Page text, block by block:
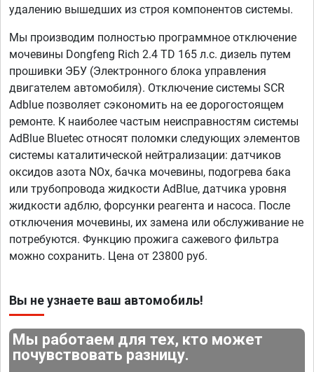
удалению вышедших из строя компонентов системы.
Мы производим полностью программное отключение
мочевины Dongfeng Rich 2.4 TD 165 л.с. дизель путем
прошивки ЭБУ (Электронного блока управления
двигателем автомобиля). Отключение системы SCR
Adblue позволяет сэкономить на ее дорогостоящем
ремонте. К наиболее частым неисправностям системы
AdBlue Bluetec относят поломки следующих элементов
системы каталитической нейтрализации: датчиков
оксидов азота NOx, бачка мочевины, подогрева бака
или трубопровода жидкости AdBlue, датчика уровня
жидкости адблю, форсунки реагента и насоса. После
отключения мочевины, их замена или обслуживание не
потребуются. Функцию прожига сажевого фильтра
можно сохранить. Цена от 23800 руб.
Вы не узнаете ваш автомобиль!
Мы работаем для тех, кто может
почувствовать разницу.